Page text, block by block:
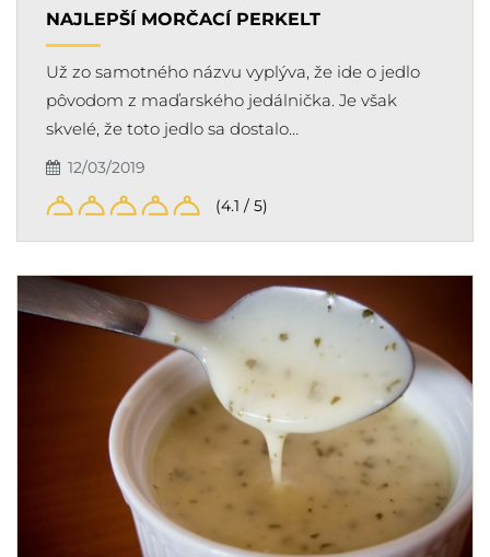
NAJLEPŠÍ MORČACÍ PERKELT
Už zo samotného názvu vyplýva, že ide o jedlo
pôvodom z maďarského jedálnička. Je však
skvelé, že toto jedlo sa dostalo…
12/03/2019
(4.1 / 5)